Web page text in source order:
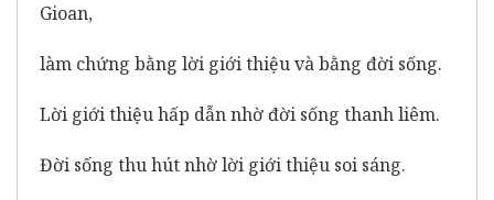
Gioan,
làm chứng bằng lời giới thiệu và bằng đời sống.
Lời giới thiệu hấp dẫn nhờ đời sống thanh liêm.
Đời sống thu hút nhờ lời giới thiệu soi sáng.